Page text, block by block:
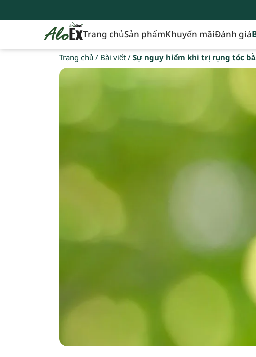
Trang chủSản phẩmKhuyến mãiĐánh giá
Trang chủ/ Bài viết/Sự nguy hiểm khi trị rụng tóc